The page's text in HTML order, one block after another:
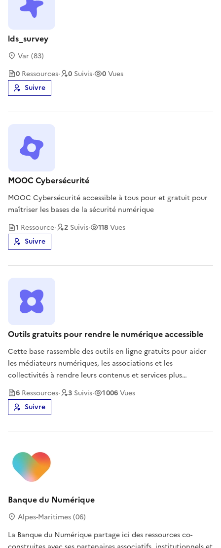
lds_survey
Var (83)
0 Ressources· 0 Suivis· 0Vues
Suivre
MOOC Cybersécurité
MOOC Cybersécurité accessible à tous pour et gratuit pour
maîtriser les bases de la sécurité numérique
1 Ressource· 2 Suivis· 118Vues
Suivre
Outils gratuits pour rendre le numérique accessible
Cette base rassemble des outils en ligne gratuits pour aider
les médiateurs numériques, les associations et les
collectivités à rendre leurs contenus et services plus
accessibles aux personnes en situation de handicap. On y
trouve des outils de sensibilisation aux différents handicaps,
un simplifica
6 Ressources· 3 Suivis· 1 006Vues
Suivre
Banque du Numérique
La Banque du Numérique partage ici des ressources co-
Alpes-Maritimes (06)